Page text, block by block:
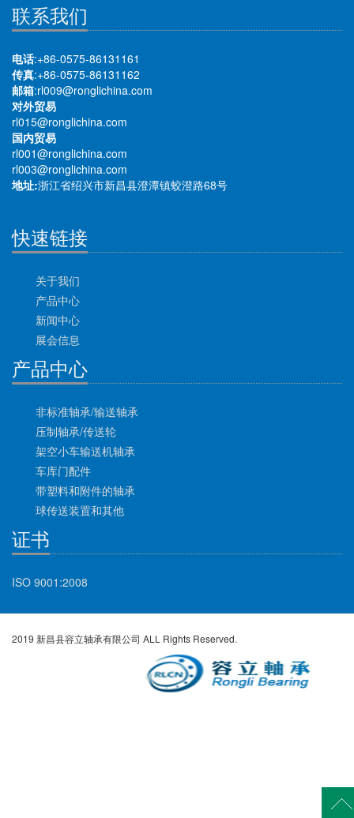
联系我们
电话:+86-0575-86131161
传真:+86-0575-86131162
邮箱:rl009@ronglichina.com
对外贸易
rl015@ronglichina.com
国内贸易
rl001@ronglichina.com
rl003@ronglichina.com
地址:浙江省绍兴市新昌县澄潭镇蛟澄路68号
快速链接
关于我们
产品中心
新闻中心
展会信息
产品中心
非标准轴承/输送轴承
压制轴承/传送轮
架空小车输送机轴承
车库门配件
带塑料和附件的轴承
球传送装置和其他
证书
ISO 9001:2008
2019 新昌县容立轴承有限公司 ALL Rights Reserved.